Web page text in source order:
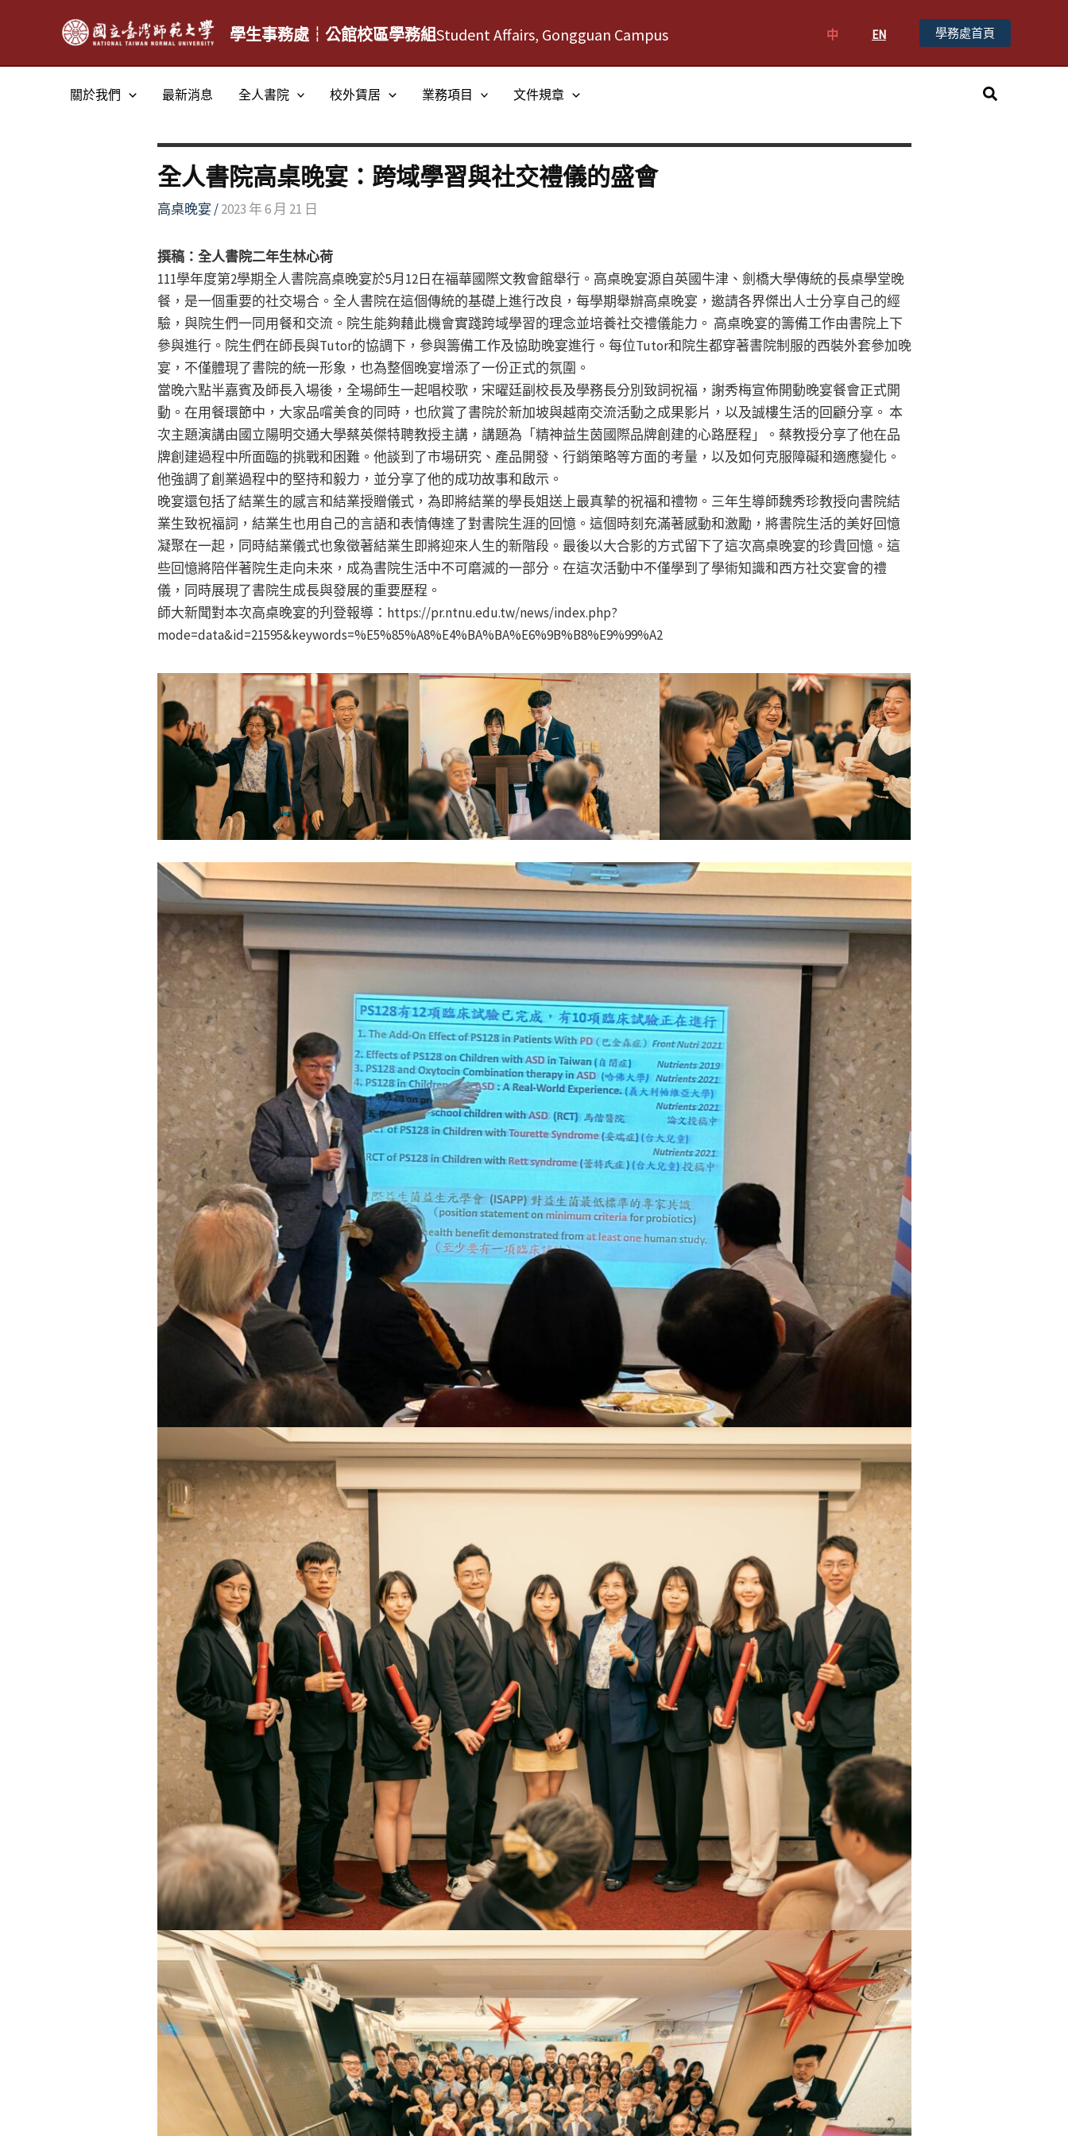
學生事務處┆公館校區學務組Student Affairs, Gongguan Campus 中 EN 學務處首頁
關於我們 最新消息 全人書院 校外賃居 業務項目 文件規章
搜
全人書院高桌晚宴：跨域學習與社交禮儀的盛會
高桌晚宴 /2023 年 6 月 21 日
撰稿：全人書院二年生林心荷
111學年度第2學期全人書院高桌晚宴於5月12日在福華國際文教會館舉行。高桌晚宴源自英國牛津、劍橋大學傳統的長桌學堂晚
餐，是一個重要的社交場合。全人書院在這個傳統的基礎上進行改良，每學期舉辦高桌晚宴，邀請各界傑出人士分享自己的經
驗，與院生們一同用餐和交流。院生能夠藉此機會實踐跨域學習的理念並培養社交禮儀能力。 高桌晚宴的籌備工作由書院上下
參與進行。院生們在師長與Tutor的協調下，參與籌備工作及協助晚宴進行。每位Tutor和院生都穿著書院制服的西裝外套參加晚
宴，不僅體現了書院的統一形象，也為整個晚宴增添了一份正式的氛圍。
當晚六點半嘉賓及師長入場後，全場師生一起唱校歌，宋曜廷副校長及學務長分別致詞祝福，謝秀梅宣佈開動晚宴餐會正式開
動。在用餐環節中，大家品嚐美食的同時，也欣賞了書院於新加坡與越南交流活動之成果影片，以及誠樓生活的回顧分享。 本
次主題演講由國立陽明交通大學蔡英傑特聘教授主講，講題為「精神益生茵國際品牌創建的心路歷程」。蔡教授分享了他在品
牌創建過程中所面臨的挑戰和困難。他談到了市場研究、產品開發、行銷策略等方面的考量，以及如何克服障礙和適應變化。
他強調了創業過程中的堅持和毅力，並分享了他的成功故事和啟示。
晚宴還包括了結業生的感言和結業授贈儀式，為即將結業的學長姐送上最真摯的祝福和禮物。三年生導師魏秀珍教授向書院結
業生致祝福詞，結業生也用自己的言語和表情傳達了對書院生涯的回憶。這個時刻充滿著感動和激勵，將書院生活的美好回憶
凝聚在一起，同時結業儀式也象徵著結業生即將迎來人生的新階段。最後以大合影的方式留下了這次高桌晚宴的珍貴回憶。這
些回憶將陪伴著院生走向未來，成為書院生活中不可磨滅的一部分。在這次活動中不僅學到了學術知識和西方社交宴會的禮
儀，同時展現了書院生成長與發展的重要歷程。
師大新聞對本次高桌晚宴的刋登報導：https://pr.ntnu.edu.tw/news/index.php?
mode=data&id=21595&keywords=%E5%85%A8%E4%BA%BA%E6%9B%B8%E9%99%A2